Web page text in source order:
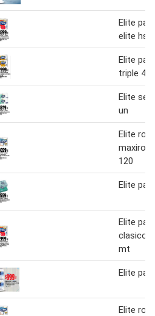
Elite
elite hs
Elite
triple 4 u.
Elite
un
Elite
120
Elite
Elite
clasico
mt
Elite
Elite